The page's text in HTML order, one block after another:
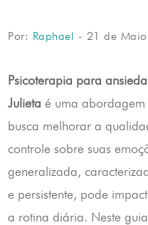
Por: Raphael - 21 de
Psicoterapia para
Julieta é uma
busca melhorar a
controle sobre suas
generalizada,
e persistente, pode
a rotina diária. Neste